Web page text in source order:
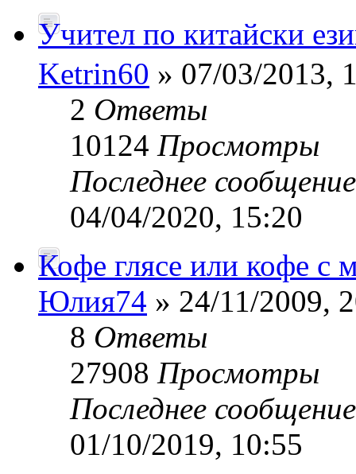
Учител по китайски
Ketrin60 » 07/03/2013,
2 Ответы
10124 Просмотры
Последнее
04/04/2020, 15:20
Кофе глясе или кофе с
Юлия74 » 24/11/2009,
8 Ответы
27908 Просмотры
Последнее
01/10/2019, 10:55